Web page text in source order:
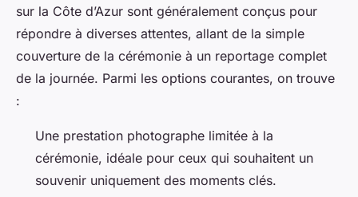
sur la Côte d’Azur sont généralement conçus pour
répondre à diverses attentes, allant de la simple
couverture de la cérémonie à un reportage complet
de la journée. Parmi les options courantes, on trouve
:
Une prestation photographe limitée à la
cérémonie, idéale pour ceux qui souhaitent un
souvenir uniquement des moments clés.